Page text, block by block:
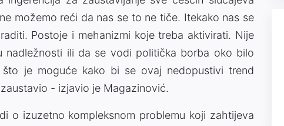
možemo reći da nas se to ne tiče. Itekako nas se
Postoje i mehanizmi koje treba aktivirati. Nije
nadležnosti ili da se vodi politička borba oko bilo
je moguće kako bi se ovaj nedopustivi trend
- izjavio je Magazinović.
o izuzetno kompleksnom problemu koji zahtijeva